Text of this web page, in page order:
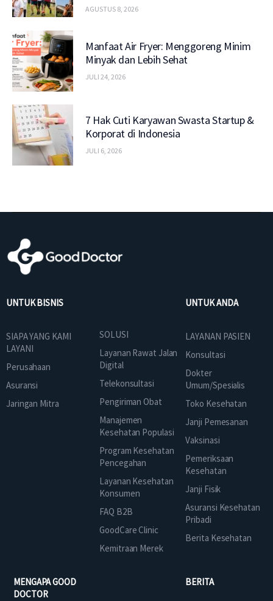
AGUSTUS 8, 2026
Manfaat Air Fryer: Menggoreng Minim
Minyak dan Lebih Sehat
JULI 24, 2026
7 Hak Cuti Karyawan Swasta Startup &
Korporat di Indonesia
JULI 6, 2026
UNTUK BISNIS
SIAPA YANG KAMI
LAYANI
Perusahaan
Asuransi
Jaringan Mitra
SOLUSI
Layanan Rawat Jalan
Digital
Telekonsultasi
Pengiriman Obat
Manajemen
Kesehatan Populasi
Program Kesehatan
Pencegahan
Layanan Kesehatan
Konsumen
FAQ B2B
GoodCare Clinic
Kemitraan Merek
UNTUK ANDA
LAYANAN PASIEN
Konsultasi
Dokter
Umum/Spesialis
Toko Kesehatan
Janji Pemesanan
Vaksinasi
Pemeriksaan
Kesehatan
Janji Fisik
Asuransi Kesehatan
Pribadi
Berita Kesehatan
MENGAPA GOOD
DOCTOR
BERITA